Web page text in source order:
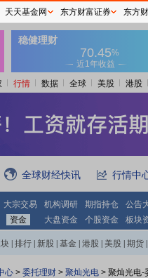
行情 数据 全球 美股 港股
全球财经快讯 行情中
大宗交易 机构调研 期指持仓
公告
资金 大盘资金 个股资金 板块
排行 新股 基金 港股 美股 期货
心 > 委托理财 > 聚灿光电 > 聚灿光电-
天天基金网 东方财富证券 东方